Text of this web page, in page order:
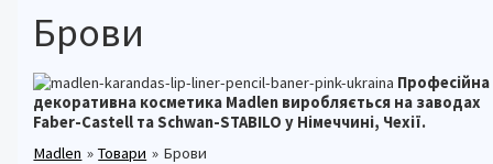
Брови
Професійна
декоративна косметика Madlen виробляється на заводах
Faber-Castell та Schwan-STABILO у Німеччині, Чехії.
Madlen
Товари Брови